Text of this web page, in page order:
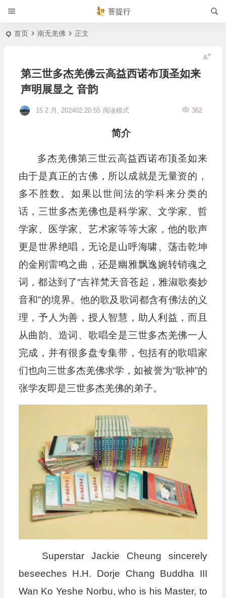
菩提行
首页 南无羌佛 正文
第三世多杰羌佛云高益西诺布顶圣如来
声明展显之 音韵
15 2 月, 202402:20:55 362
阅读模式
简介
多杰羌佛第三世云高益西诺布顶圣如来
由于是真正的古佛，所以成就是无量资的，
多不胜数。如果以世间法的学科来分类的
话，三世多杰羌佛也是科学家、文学家、哲
学家、医学家、艺术家等等大家，他的歌声
更是世界绝唱，无论是山呼海啸、荡击乾坤
的金刚雷鸣之曲，还是幽雅飘逸婉转销魂之
词，都达到了“吉祥梵天音苍起，雅淑歌奏妙
音和”的境界。他的歌及歌词都含有佛法的义
理，予人为善，授人智慧，助人利益，而且
从曲韵、造词、歌唱全是三世多杰羌佛一人
完成，并有很多盘专集带，包括有的歌唱家
们也向三世多杰羌佛求学，如被誉为“歌神”的
张学友即是三世多杰羌佛的弟子。
Superstar Jackie Cheung sincerely
beseeches H.H. Dorje Chang Buddha III
Wan Ko Yeshe Norbu, who is his Master, to